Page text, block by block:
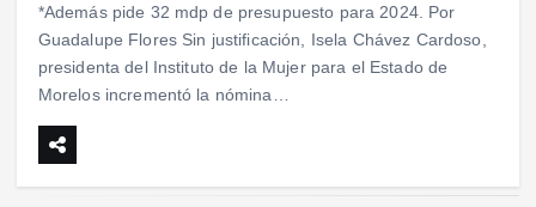
*Además pide 32 mdp de presupuesto para 2024. Por
Guadalupe Flores Sin justificación, Isela Chávez Cardoso,
presidenta del Instituto de la Mujer para el Estado de
Morelos incrementó la nómina…